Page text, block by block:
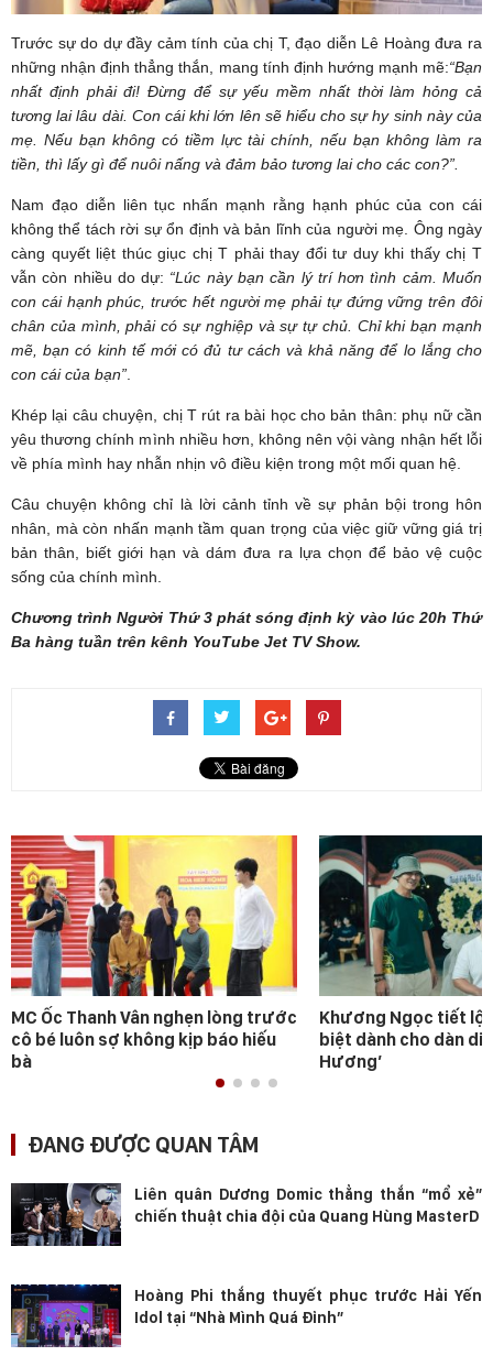
Trước sự do dự đầy cảm tính của chị T, đạo diễn Lê Hoàng đưa ra
những nhận định thẳng thắn, mang tính định hướng mạnh mẽ:“Bạn
nhất định phải đi! Đừng để sự yếu mềm nhất thời làm hỏng cả
tương lai lâu dài. Con cái khi lớn lên sẽ hiểu cho sự hy sinh này của
mẹ. Nếu bạn không có tiềm lực tài chính, nếu bạn không làm ra
tiền, thì lấy gì để nuôi nấng và đảm bảo tương lai cho các con?”.
Nam đạo diễn liên tục nhấn mạnh rằng hạnh phúc của con cái
không thể tách rời sự ổn định và bản lĩnh của người mẹ. Ông ngày
càng quyết liệt thúc giục chị T phải thay đổi tư duy khi thấy chị T
vẫn còn nhiều do dự: “Lúc này bạn cần lý trí hơn tình cảm. Muốn
con cái hạnh phúc, trước hết người mẹ phải tự đứng vững trên đôi
chân của mình, phải có sự nghiệp và sự tự chủ. Chỉ khi bạn mạnh
mẽ, bạn có kinh tếmới có đủ tư cách và khả năng để lo lắng cho
con cái của bạn”.
Khép lại câu chuyện, chị T rút ra bài học cho bản thân: phụ nữ cần
yêu thương chính mình nhiều hơn, không nên vội vàng nhận hết lỗi
về phía mình hay nhẫn nhịn vô điều kiện trong một mối quan hệ.
Câu chuyện không chỉ là lời cảnh tỉnh về sự phản bội trong hôn
nhân, mà còn nhấn mạnh tầm quan trọng của việc giữ vững giá trị
bản thân, biết giới hạn và dám đưa ra lựa chọn để bảo vệ cuộc
sống của chính mình.
Chương trình Người Thứ 3 phát sóng định kỳ vào lúc 20h Thứ
Ba hàng tuần trên kênh YouTube Jet TV Show.
MC Ốc Thanh Vân nghẹn lòng trước
cô bé luôn sợ không kịp báo hiếu
bà
Khương Ngọc tiết lộ
biệt dành cho dàn
Hương’
ĐANG ĐƯỢC QUAN TÂM
Liên quân Dương Domic thẳng thắn “mổ xẻ”
chiến thuật chia đội của Quang Hùng MasterD
Hoàng Phi thắng thuyết phục trước Hải Yến
Idol tại “Nhà Mình Quá Đỉnh”